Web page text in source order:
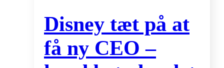
Disney tæt på at
få ny CEO –